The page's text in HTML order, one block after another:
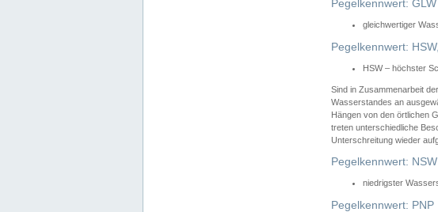
Pegelkennwert: GLW
gleichwertiger
Pegelkennwert:
HSW – höchster
Sind in Zusammenarbeit
Wasserstandes an
Hängen von den örtlichen
treten unterschiedliche
Unterschreitung wieder
Pegelkennwert: NSW
niedrigster
Pegelkennwert: PNP